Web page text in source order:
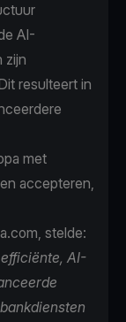
AI-
zijn
resulteert in
met
accepteren,
stelde:
AI-